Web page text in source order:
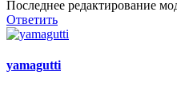
Последнее редактирование
Ответить
yamagutti